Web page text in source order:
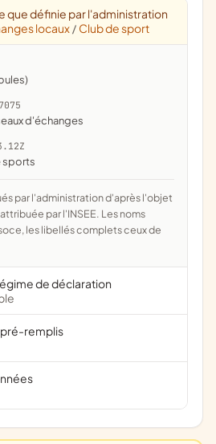
que définie par l'administration
locaux / Club de sport
d'échanges
sports
par l'INSEE. Les noms
les libellés complets ceux de
de déclaration
pré-remplis